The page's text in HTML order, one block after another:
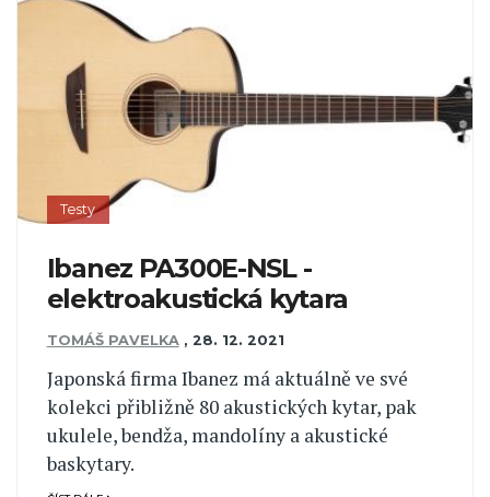
Testy
Ibanez PA300E-NSL -
elektroakustická kytara
TOMÁŠ PAVELKA , 28. 12. 2021
Japonská firma Ibanez má aktuálně ve své
kolekci přibližně 80 akustických kytar, pak
ukulele, bendža, mandolíny a akustické
baskytary.